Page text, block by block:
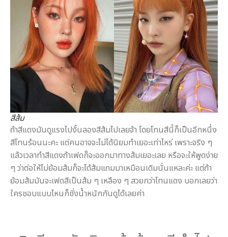
สีส้ม
ถ้าสีแดงมันดูแรงไปงั้นลองสีส้มไปเลยจ้า โดยโทนสีนี้ก็เป็นอีกหนึ่ง
สีโทนร้อนนะคะ แต่คนอาจจะไม่ได้นิยมทำเยอะเท่าไหร่ เพราะจริง ๆ
แล้วเวลาทำสีแดงถ้าเฟดก็จะออกมาทางส้มเยอะเลย หรือจะให้พูดง่าย
ๆ ว่าต่อให้ไม่ย้อมส้มก็จะได้ส้มแถมมาเหมือนเดิมนั่นแหละค่ะ แต่ถ้า
ย้อมส้มมันจะเฟดสีเป็นส้ม ๆ เหลือง ๆ สวยกว่าโทนแดง บอกเลยว่า
ใครชอบแบบไหนก็ชั่งน้ำหนักกันดูได้เลยค่า